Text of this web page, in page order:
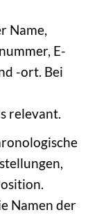
Name,
E-
-ort. Bei
relevant.
Namen der